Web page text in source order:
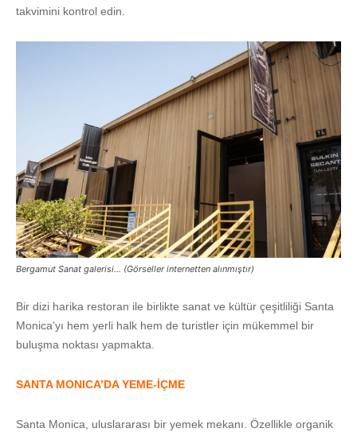
takvimini kontrol edin.
Bergamut Sanat galerisi… (Görseller internetten alınmıştır)
Bir dizi harika restoran ile birlikte sanat ve kültür çeşitliliği Santa
Monica’yı hem yerli halk hem de turistler için mükemmel bir
buluşma noktası yapmakta.
SANTA MONICA’DA YEME-İÇME
Santa Monica, uluslararası bir yemek mekanı. Özellikle organik